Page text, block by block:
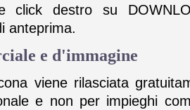
click destro su
anteprima.
e d'immagine
viene rilasciata
e non per impieghi